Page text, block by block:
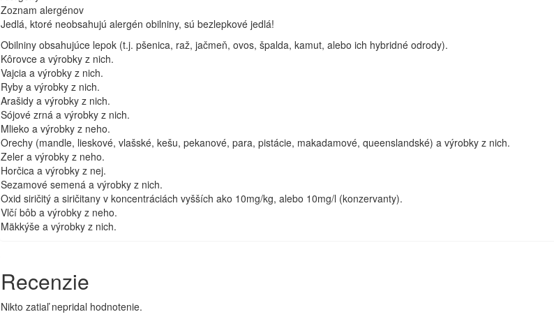
Zoznam alergénov
Jedlá, ktoré neobsahujú alergén obilniny, sú bezlepkové jedlá!
Obilniny obsahujúce lepok (t.j. pšenica, raž, jačmeň, ovos, špalda, kamut, alebo ich hybridné odrody).
Kôrovce a výrobky z nich.
Vajcia a výrobky z nich.
Ryby a výrobky z nich.
Arašidy a výrobky z nich.
Sójové zrná a výrobky z nich.
Mlieko a výrobky z neho.
Orechy (mandle, lieskové, vlašské, kešu, pekanové, para, pistácie, makadamové, queenslandské) a výrobky z nich.
Zeler a výrobky z neho.
Horčica a výrobky z nej.
Sezamové semená a výrobky z nich.
Oxid siričitý a siričitany v koncentráciách vyšších ako 10mg/kg, alebo 10mg/l (konzervanty).
Vlčí bôb a výrobky z neho.
Mäkkýše a výrobky z nich.
Recenzie
Nikto zatiaľ nepridal hodnotenie.